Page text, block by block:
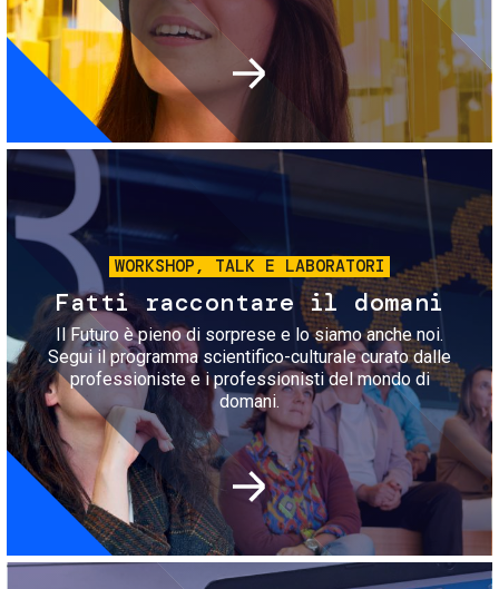
Immagine
WORKSHOP, TALK E LABORATORI
Fatti raccontare il domani
Il Futuro è pieno di sorprese e lo siamo anche noi.
Segui il programma scientifico-culturale curato dalle
professioniste e i professionisti del mondo di
domani.
Immagine